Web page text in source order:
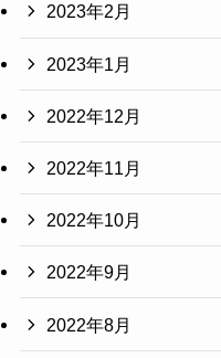
2023年2月
2023年1月
2022年12月
2022年11月
2022年10月
2022年9月
2022年8月